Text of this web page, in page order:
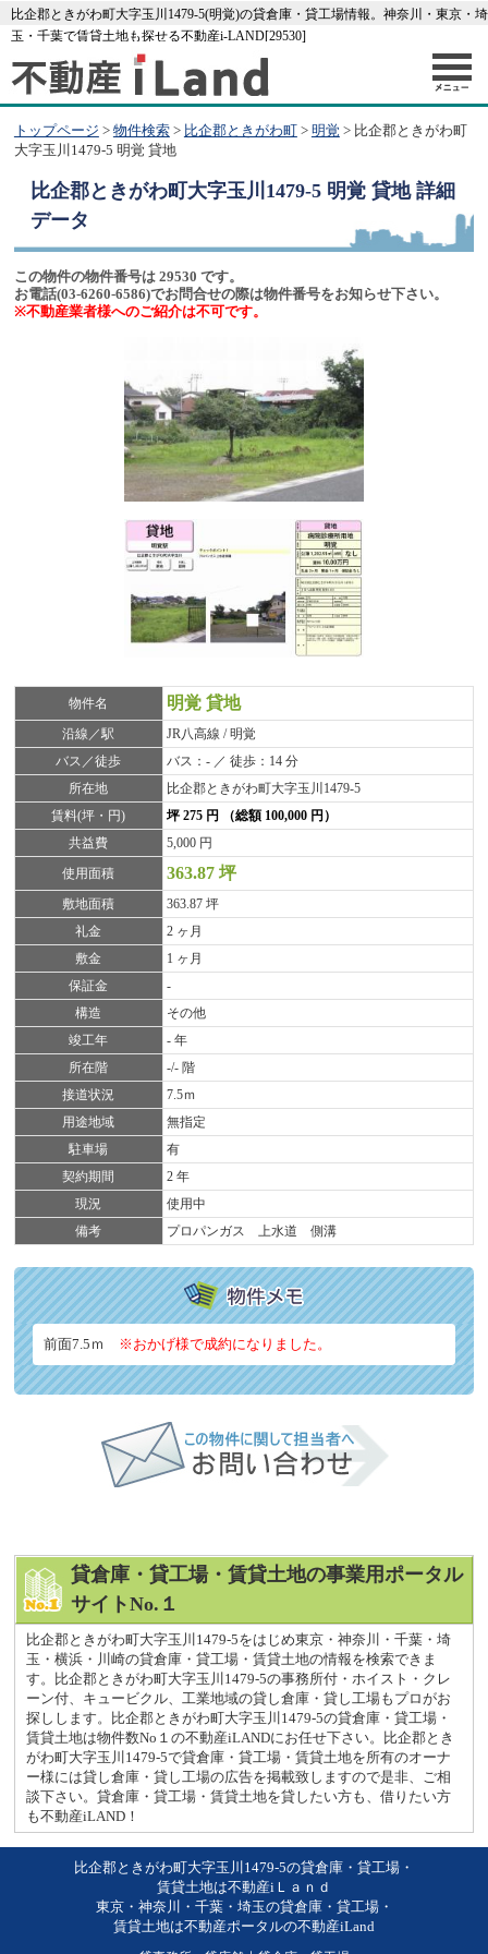
比企郡ときがわ町大字玉川1479-5(明覚)の貸倉庫・貸工場情報。神奈川・東京・埼
玉・千葉で賃貸土地も探せる不動産i-LAND[29530]
トップページ > 物件検索> 比企郡ときがわ町> 明覚 > 比企郡ときがわ町
大字玉川1479-5 明覚 貸地
比企郡ときがわ町大字玉川1479-5 明覚 貸地詳細
データ
この物件の物件番号は 29530 です。
お電話(03-6260-6586)でお問合せの際は物件番号をお知らせ下さい。
※不動産業者様へのご紹介は不可です。
物件名 明覚 貸地
沿線／駅
JR八高線 / 明覚
バス／徒歩
バス：- ／ 徒歩：14 分
所在地
比企郡ときがわ町大字玉川1479-5
賃料(坪・円)
坪 275 円 （総額 100,000 円）
共益費
5,000 円
使用面積
363.87 坪
敷地面積
363.87 坪
礼金
2 ヶ月
敷金
1 ヶ月
保証金
-
構造
その他
竣工年
- 年
所在階
-/- 階
接道状況
7.5ｍ
用途地域
無指定
駐車場
有
契約期間
2 年
現況
使用中
備考
プロパンガス 上水道 側溝
前面7.5ｍ ※おかげ様で成約になりました。
貸倉庫・貸工場・賃貸土地の事業用ポータル
サイトNo.１
比企郡ときがわ町大字玉川1479-5をはじめ東京・神奈川・千葉・埼
玉・横浜・川崎の貸倉庫・貸工場・賃貸土地の情報を検索できま
す。比企郡ときがわ町大字玉川1479-5の事務所付・ホイスト・クレ
ーン付、キュービクル、工業地域の貸し倉庫・貸し工場もプロがお
探しします。比企郡ときがわ町大字玉川1479-5の貸倉庫・貸工場・
賃貸土地は物件数No１の不動産iLANDにお任せ下さい。比企郡とき
がわ町大字玉川1479-5で貸倉庫・貸工場・賃貸土地を所有のオーナ
ー様には貸し倉庫・貸し工場の広告を掲載致しますので是非、ご相
談下さい。貸倉庫・貸工場・賃貸土地を貸したい方も、借りたい方
も不動産iLAND！
比企郡ときがわ町大字玉川1479-5の貸倉庫・貸工場・
賃貸土地は不動産iＬａｎｄ
東京・神奈川・千葉・埼玉の貸倉庫・貸工場・
賃貸土地は不動産ポータルの不動産iLand